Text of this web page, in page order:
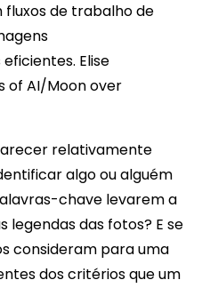
de trabalho de
Elise
of AI/Moon over
relativamente
algo ou alguém
chave levarem a
legendas das fotos? E se
consideram para uma
dos critérios que um